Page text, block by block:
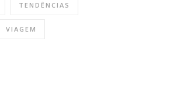
TENDÊNCIAS
VIAGEM